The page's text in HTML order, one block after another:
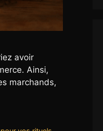
avoir
Ainsi,
marchands,